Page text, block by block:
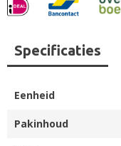
Specificaties
Eenheid
Pakinhoud